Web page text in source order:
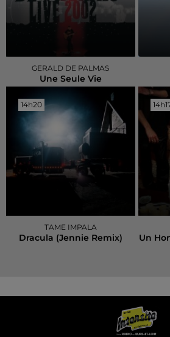
GERALD DE PALMAS
Une Seule Vie
14h20
14h20
TAME IMPALA
Dracula (jennie Remix) Un